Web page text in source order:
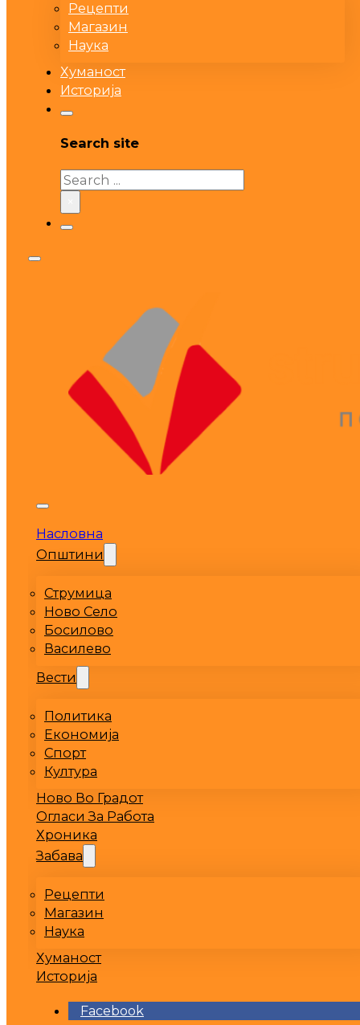
Рецепти
Магазин
Наука
Хуманост
Историја
Search site
Search
Насловна
Општини
Струмица
Ново Село
Босилово
Василево
Вести
Политика
Економија
Спорт
Култура
Ново Во Градот
Огласи За Работа
Хроника
Забава
Рецепти
Магазин
Наука
Хуманост
Историја
Facebook